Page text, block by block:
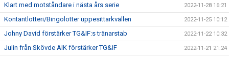
Klart med motståndare i nästa års serie 2022-11-28 16:21
Kontantlotteri/Bingolotter uppesittarkvällen 2022-11-25 10:12
Johny David förstärker TG&IF:s tränarstab 2022-11-22 10:32
Julin från Skövde AIK förstärker TG&IF 2022-11-21 21:24